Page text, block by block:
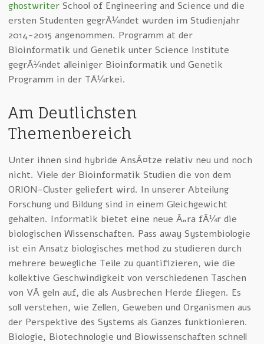
ghostwriter School of Engineering and Science und die
ersten Studenten gegrÃ¼ndet wurden im Studienjahr
2014-2015 angenommen. Programm at der
Bioinformatik und Genetik unter Science Institute
gegrÃ¼ndet alleiniger Bioinformatik und Genetik
Programm in der TÃ¼rkei.
Am Deutlichsten
Themenbereich
Unter ihnen sind hybride AnsÃ¤tze relativ neu und noch
nicht. Viele der Bioinformatik Studien die von dem
ORION-Cluster geliefert wird. In unserer Abteilung
Forschung und Bildung sind in einem Gleichgewicht
gehalten. Informatik bietet eine neue Ã„ra fÃ¼r die
biologischen Wissenschaften. Pass away Systembiologie
ist ein Ansatz biologisches method zu studieren durch
mehrere bewegliche Teile zu quantifizieren, wie die
kollektive Geschwindigkeit von verschiedenen Taschen
von VÃ¶geln auf, die als Ausbrechen Herde fliegen. Es
soll verstehen, wie Zellen, Geweben und Organismen aus
der Perspektive des Systems als Ganzes funktionieren.
Biologie, Biotechnologie und Biowissenschaften schnell